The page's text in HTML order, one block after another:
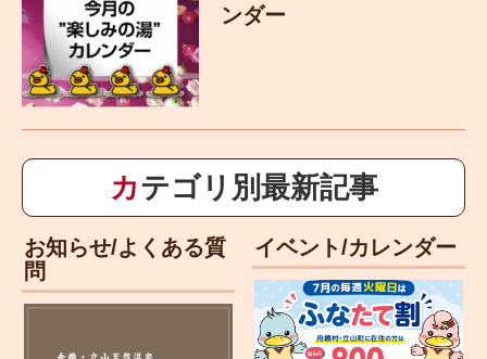
ンダー
カテゴリ別最新記事
お知らせ/よくある質
問
イベント/カレンダー